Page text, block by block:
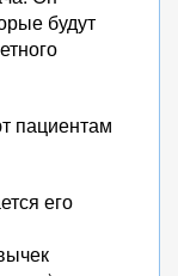
будут
пациентам
его